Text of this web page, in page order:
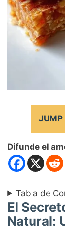
JUMP
Difunde el
Tabla de
El
Natural: